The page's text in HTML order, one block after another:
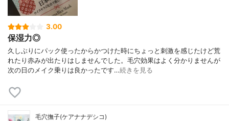
3.00
保湿力◎
久しぶりにパック使ったからかつけた時にちょっと刺激を感じたけど荒
れたり赤みが出たりはしませんでした。毛穴効果はよく分かりませんが
次の日のメイク乗りは良かったです…続きを見る
毛穴撫子(ケアナナデシコ)